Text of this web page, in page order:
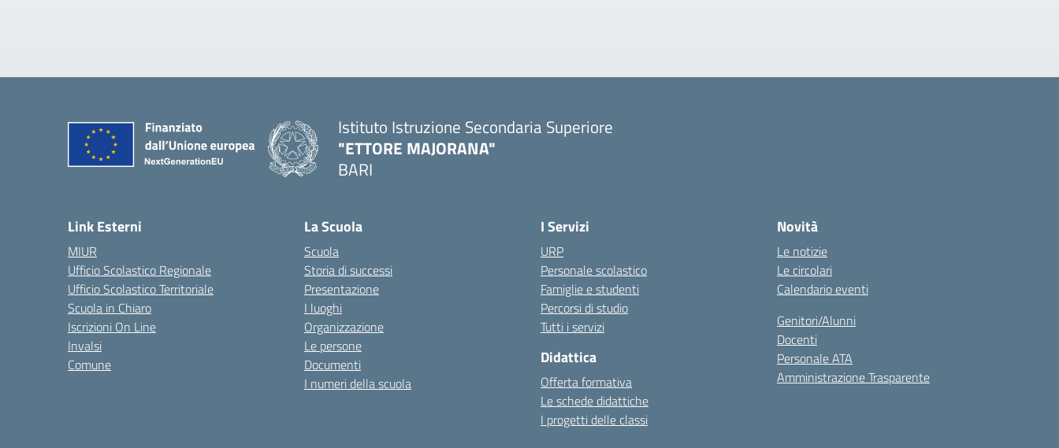
Istituto Istruzione Secondaria Superiore
"ETTORE MAJORANA"
BARI
Link Esterni
MIUR
Ufficio Scolastico Regionale
Ufficio Scolastico Territoriale
Scuola in Chiaro
Iscrizioni On Line
Invalsi
Comune
La Scuola
Scuola
Storia di successi
Presentazione
I luoghi
Organizzazione
Le persone
Documenti
I numeri della scuola
I Servizi
URP
Personale scolastico
Famiglie e studenti
Percorsi di studio
Tutti i servizi
Didattica
Offerta formativa
Le schede didattiche
I progetti delle classi
Novità
Le notizie
Le circolari
Calendario eventi
Genitori/Alunni
Docenti
Personale ATA
Amministrazione Trasparente